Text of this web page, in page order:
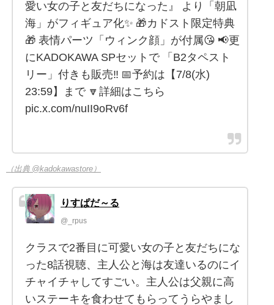
愛い女の子と友だちになった』 より「朝凪
海」がフィギュア化✨ 🎁カドスト限定特典
🎁 表情パーツ「ウィンク顔」が付属😘 📢更
にKADOKAWA SPセットで 「B2タペスト
リー」付きも販売‼️ 📅予約は【7/8(水)
23:59】まで 🔽詳細はこちら
pic.x.com/nuII9oRv6f
（出典 @kadokawastore）
りすぱだ～る
@_rpus
クラスで2番目に可愛い女の子と友だちにな
った8話視聴、主人公と海は友達いるのにイ
チャイチャしてすごい。主人公は父親に高
いステーキを食わせてもらってうらやまし